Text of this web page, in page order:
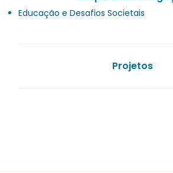
Educação e Desafios Societais
Projetos